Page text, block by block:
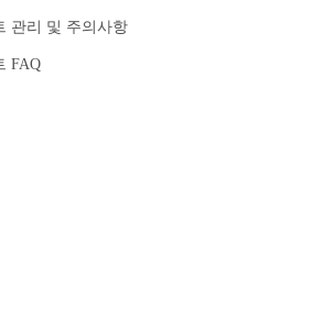
관리 및 주의사항
FAQ